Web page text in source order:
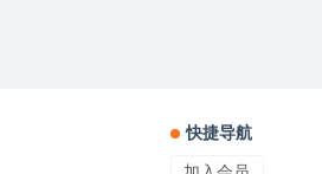
快捷导航